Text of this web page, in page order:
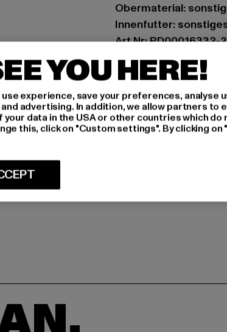
Obermaterial:
Innenfutter:
Art.Nr: PD00016332-
Hersteller: Buffalo
Schanzenstraße 41 |
GRÖSSE
YOU HERE!
experience, save your preferences, analyse
advertising. In addition, we allow partners to
data in the USA or other countries which do
this, click on "Custom settings". By clicking